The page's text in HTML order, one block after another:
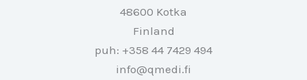
48600 Kotka
Finland
puh: +358 44 7429 494
info@qmedi.fi